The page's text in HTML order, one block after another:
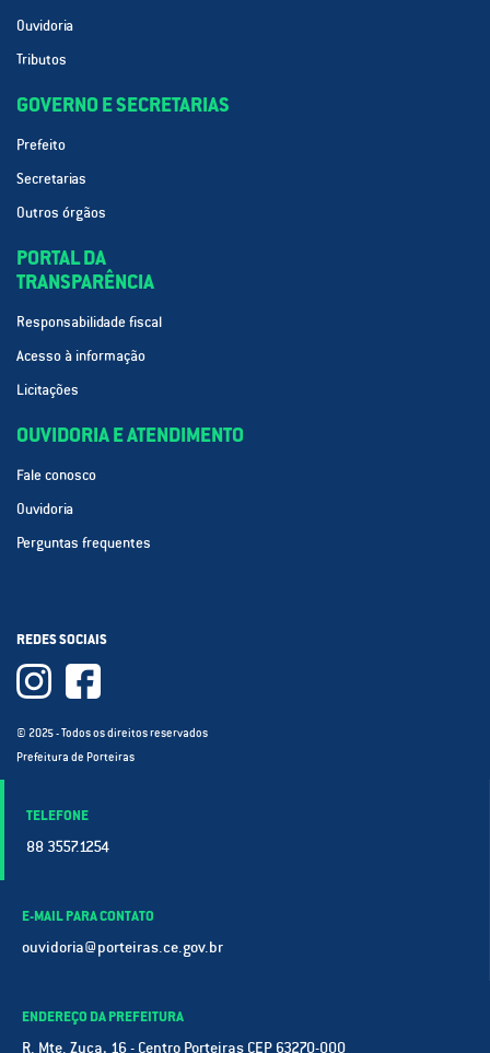
Ouvidoria
Tributos
GOVERNO E SECRETARIAS
Prefeito
Secretarias
Outros órgãos
PORTAL DA
TRANSPARÊNCIA
Responsabilidade fiscal
Acesso à informação
Licitações
OUVIDORIA E ATENDIMENTO
Fale conosco
Ouvidoria
Perguntas frequentes
REDES SOCIAIS
© 2025 - Todos os direitos reservados
Prefeitura de Porteiras
TELEFONE
88 3557.1254
E-MAIL PARA CONTATO
ouvidoria@porteiras.ce.gov.br
ENDEREÇO DA PREFEITURA
R. Mte. Zuca, 16 - Centro Porteiras CEP 63270-000